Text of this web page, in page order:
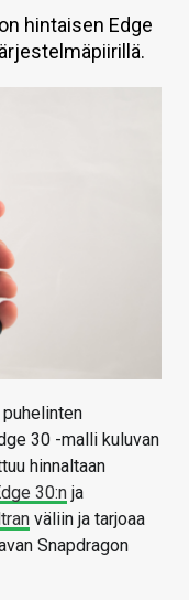
hintaisen Edge
30 -malli kuluvan
hinnaltaan
30:n ja
väliin ja tarjoaa
Snapdragon